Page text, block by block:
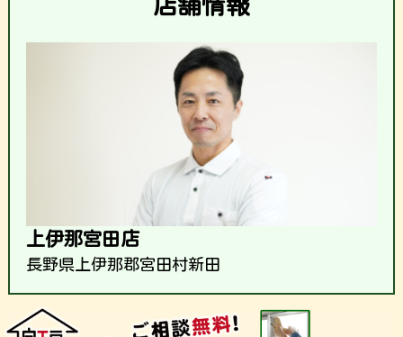
店舗情報
上伊那宮田店
長野県上伊那郡宮田村新田